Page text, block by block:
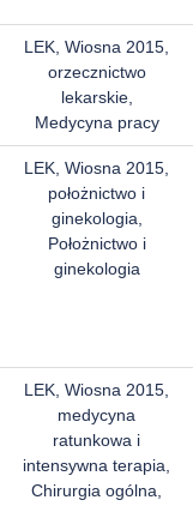
LEK, Wiosna 2015,
orzecznictwo
lekarskie,
Medycyna pracy
LEK, Wiosna 2015,
położnictwo i
ginekologia,
Położnictwo i
ginekologia
LEK, Wiosna 2015,
medycyna
ratunkowa i
intensywna terapia,
Chirurgia ogólna,